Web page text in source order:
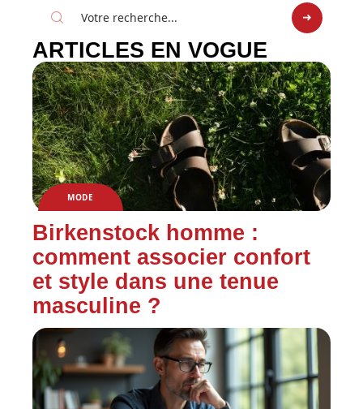
ARTICLES EN VOGUE
MODE
Birkenstock homme :
comment associer confort
et style dans une tenue
masculine ?